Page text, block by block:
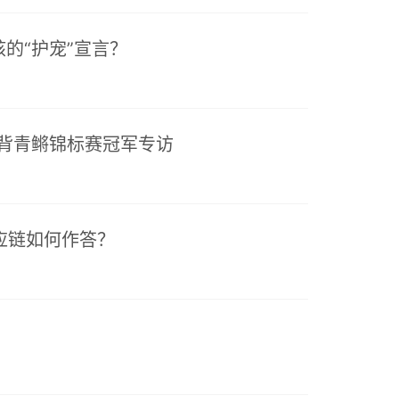
“护宠”宣言？
青鳉锦标赛冠军专访
如何作答？